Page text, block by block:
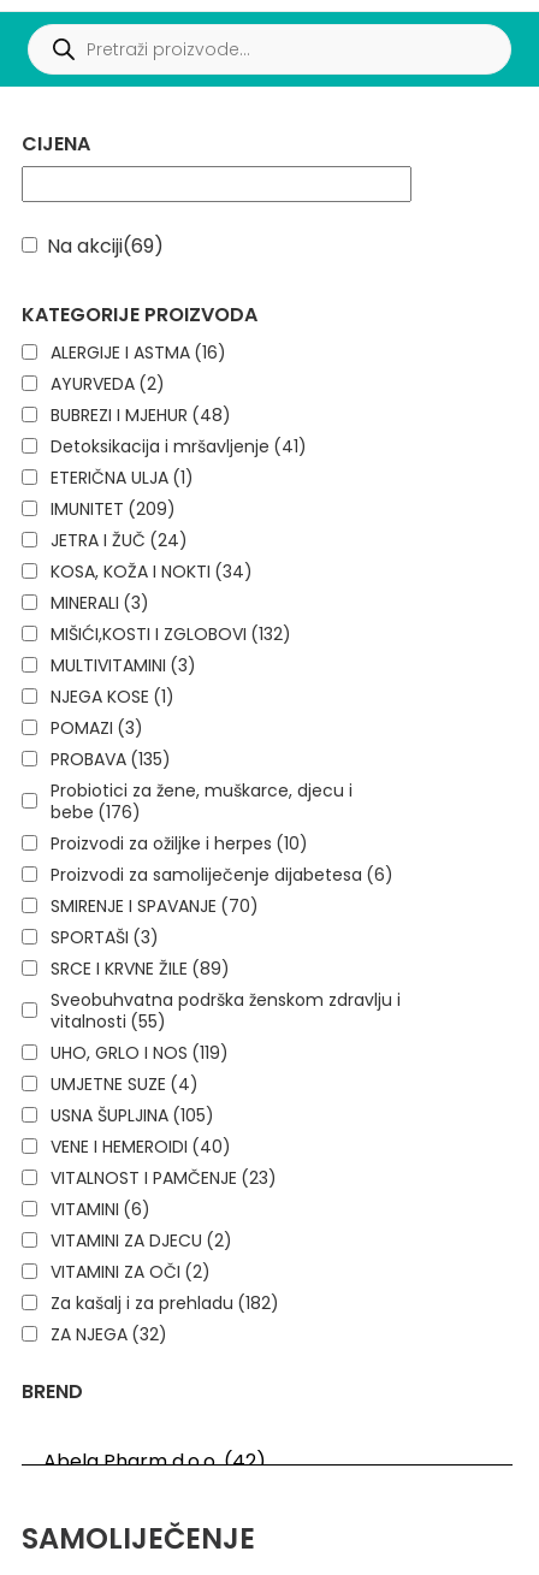
CIJENA
Na akciji(69)
KATEGORIJE PROIZVODA
ALERGIJE I ASTMA (16)
AYURVEDA (2)
BUBREZI I MJEHUR (48)
Detoksikacija i mršavljenje (41)
ETERIČNA ULJA (1)
IMUNITET (209)
JETRA I ŽUČ (24)
KOSA, KOŽA I NOKTI (34)
MINERALI (3)
MIŠIĆI,KOSTI I ZGLOBOVI (132)
MULTIVITAMINI (3)
NJEGA KOSE (1)
POMAZI (3)
PROBAVA (135)
Probiotici za žene, muškarce, djecu i
bebe (176)
Proizvodi za ožiljke i herpes (10)
Proizvodi za samoliječenje dijabetesa (6)
SMIRENJE I SPAVANJE (70)
SPORTAŠI (3)
SRCE I KRVNE ŽILE (89)
Sveobuhvatna podrška ženskom zdravlju i
vitalnosti (55)
UHO, GRLO I NOS (119)
UMJETNE SUZE (4)
USNA ŠUPLJINA (105)
VENE I HEMEROIDI (40)
VITALNOST I PAMČENJE (23)
VITAMINI (6)
VITAMINI ZA DJECU (2)
VITAMINI ZA OČI (2)
Za kašalj i za prehladu (182)
ZA NJEGA (32)
BREND
SAMOLIJEČENJE